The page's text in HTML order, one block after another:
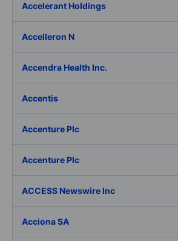
Accelerant Holdings
Accelleron N
Accendra Health Inc.
Accentis
Accenture Plc
Accenture Plc
ACCESS Newswire Inc
Acciona SA